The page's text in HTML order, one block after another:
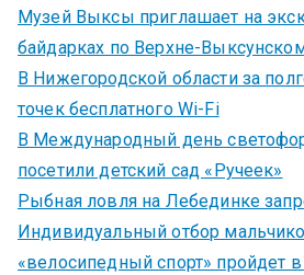
Музей Выксы приглашает на
байдарках по Верхне-
В Нижегородской области за
точек бесплатного Wi-Fi
В Международный день
посетили детский сад «Ручеек»
Рыбная ловля на Лебединке
Индивидуальный отбор
«велосипедный спорт» пройдет